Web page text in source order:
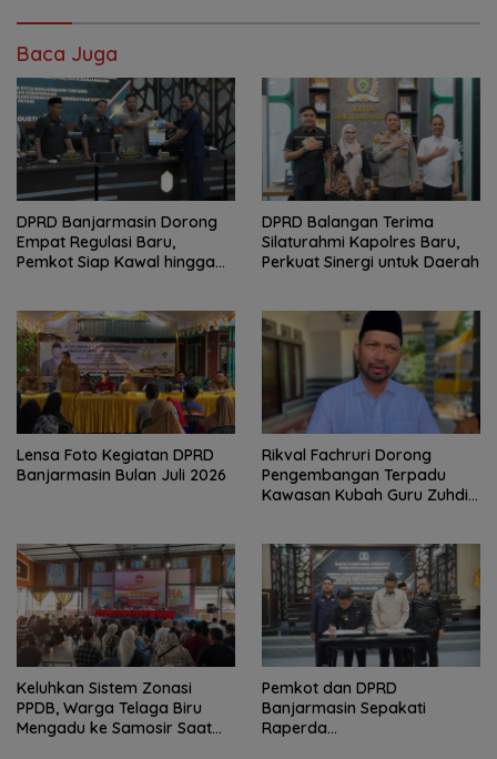
Baca Juga
DPRD Banjarmasin Dorong
Empat Regulasi Baru,
Pemkot Siap Kawal hingga
DPRD Balangan Terima
Silaturahmi Kapolres Baru,
Perkuat Sinergi untuk Daerah
Lensa Foto Kegiatan DPRD
Banjarmasin Bulan Juli 2026
Rikval Fachruri Dorong
Pengembangan Terpadu
Kawasan Kubah Guru Zuhdi
Keluhkan Sistem Zonasi
PPDB, Warga Telaga Biru
Mengadu ke Samosir Saat
Pemkot dan DPRD
Banjarmasin Sepakati
Raperda